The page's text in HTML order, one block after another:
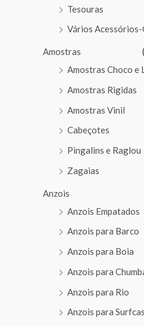
Tesouras
Vários Acessórios-
Amostras
Amostras Choco e
Amostras Rigidas
Amostras Vinil
Cabeçotes
Pingalins e Raglou
Zagaias
Anzois
Anzois Empatados
Anzois para Barco
Anzois para Boia
Anzois para
Anzois para Rio
Anzois para